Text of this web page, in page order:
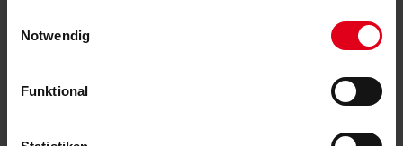
Notwendig
Funktional